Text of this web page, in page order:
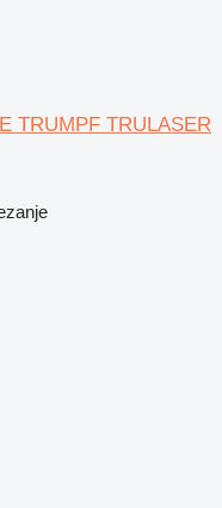
TRUMPF TRULASER